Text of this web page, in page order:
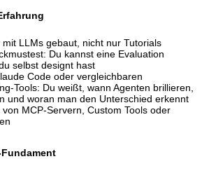
LLMs gebaut, nicht nur Tutorials
Du kannst eine Evaluation
selbst designt hast
Code oder vergleichbaren
Tools: Du weißt, wann Agenten brillieren,
und woran man den Unterschied erkennt
MCP-Servern, Custom Tools oder